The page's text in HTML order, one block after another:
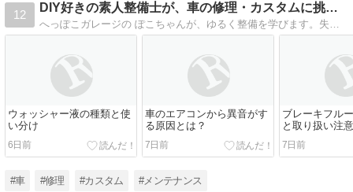
12
DIY好きの素人整備士が、車の修理・カスタムに挑戦中！
へっぽこガレージの ぽこちゃんが、ゆるく整備を学びます。失敗談も隠さずに。ぜひブログ記事内のバナーをポチッとお願いします。
ウォッシャー液の種類と使
い分け
6日前
車のエアコンから異音がす
る原因とは？
7日前
ブレーキフル
と取り扱い注意
7日前
#車 #修理 #カスタム #メンテナンス